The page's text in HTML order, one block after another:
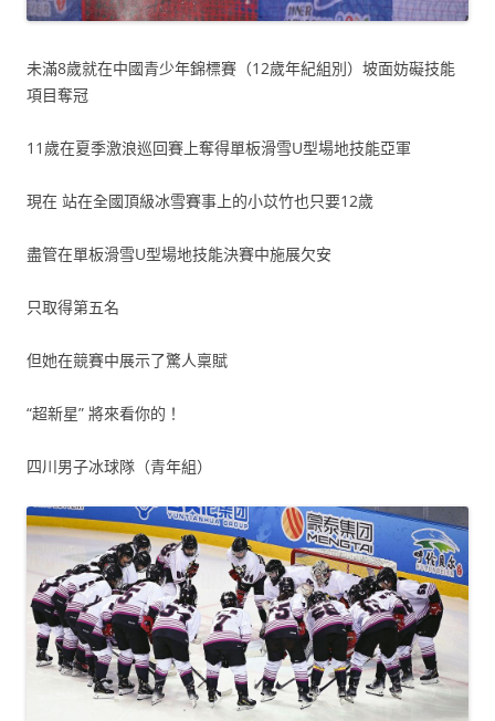
未滿8歲就在中國青少年錦標賽（12歲年紀組別）坡面妨礙技能
項目奪冠
11歲在夏季激浪巡回賽上奪得單板滑雪U型場地技能亞軍
現在 站在全國頂級冰雪賽事上的小苡竹也只要12歲
盡管在單板滑雪U型場地技能決賽中施展欠安
只取得第五名
但她在競賽中展示了驚人稟賦
“超新星” 將來看你的！
四川男子冰球隊（青年組）